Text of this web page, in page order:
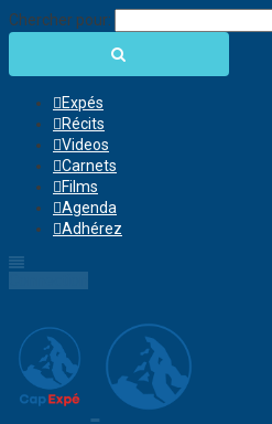
Chercher pour:
Expés
Récits
Videos
Carnets
Films
Agenda
Adhérez